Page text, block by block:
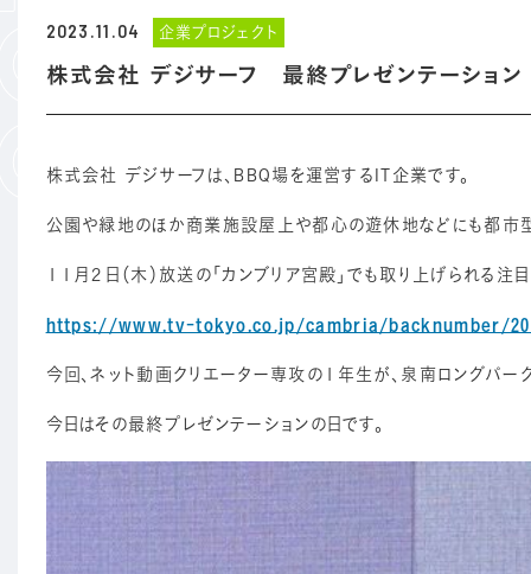
2023.11.04 企業プロジェクト
株式会社 デジサーフ 最終プレゼンテーション
株式会社 デジサーフは、BBQ場を運営するIT企業です。
公園や緑地のほか商業施設屋上や都心の遊休地などにも都市
１１月２日（木）放送の「カンブリア宮殿」でも取り上げられる注
https://www.tv-tokyo.co.jp/cambria/backnumber/
今回、ネット動画クリエーター専攻の１年生が、泉南ロングパ
今日はその最終プレゼンテーションの日です。